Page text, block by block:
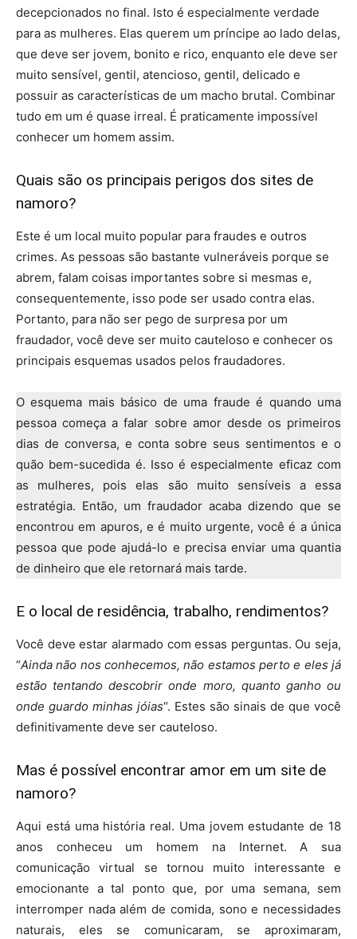
decepcionados no final. Isto é especialmente verdade
para as mulheres. Elas querem um príncipe ao lado delas,
que deve ser jovem, bonito e rico, enquanto ele deve ser
muito sensível, gentil, atencioso, gentil, delicado e
possuir as características de um macho brutal. Combinar
tudo em um é quase irreal. É praticamente impossível
conhecer um homem assim.
Quais são os principais perigos dos sites de
namoro?
Este é um local muito popular para fraudes e outros
crimes. As pessoas são bastante vulneráveis ​​porque se
abrem, falam coisas importantes sobre si mesmas e,
consequentemente, isso pode ser usado contra elas.
Portanto, para não ser pego de surpresa por um
fraudador, você deve ser muito cauteloso e conhecer os
principais esquemas usados ​​pelos fraudadores.
O esquema mais básico de uma fraude é quando uma
pessoa começa a falar sobre amor desde os primeiros
dias de conversa, e conta sobre seus sentimentos e o
quão bem-sucedida é. Isso é especialmente eficaz com
as mulheres, pois elas são muito sensíveis a essa
estratégia. Então, um fraudador acaba dizendo que se
encontrou em apuros, e é muito urgente, você é a única
pessoa que pode ajudá-lo e precisa enviar uma quantia
de dinheiro que ele retornará mais tarde.
E o local de residência, trabalho, rendimentos?
Você deve estar alarmado com essas perguntas. Ou seja,
“Ainda não nos conhecemos, não estamos perto e eles já
estão tentando descobrir onde moro, quanto ganho ou
onde guardo minhas jóias“. Estes são sinais de que você
definitivamente deve ser cauteloso.
Mas é possível encontrar amor em um site de
namoro?
Aqui está uma história real. Uma jovem estudante de 18
anos conheceu um homem na Internet. A sua
comunicação virtual se tornou muito interessante e
emocionante a tal ponto que, por uma semana, sem
interromper nada além de comida, sono e necessidades
naturais, eles se comunicaram, se aproximaram,